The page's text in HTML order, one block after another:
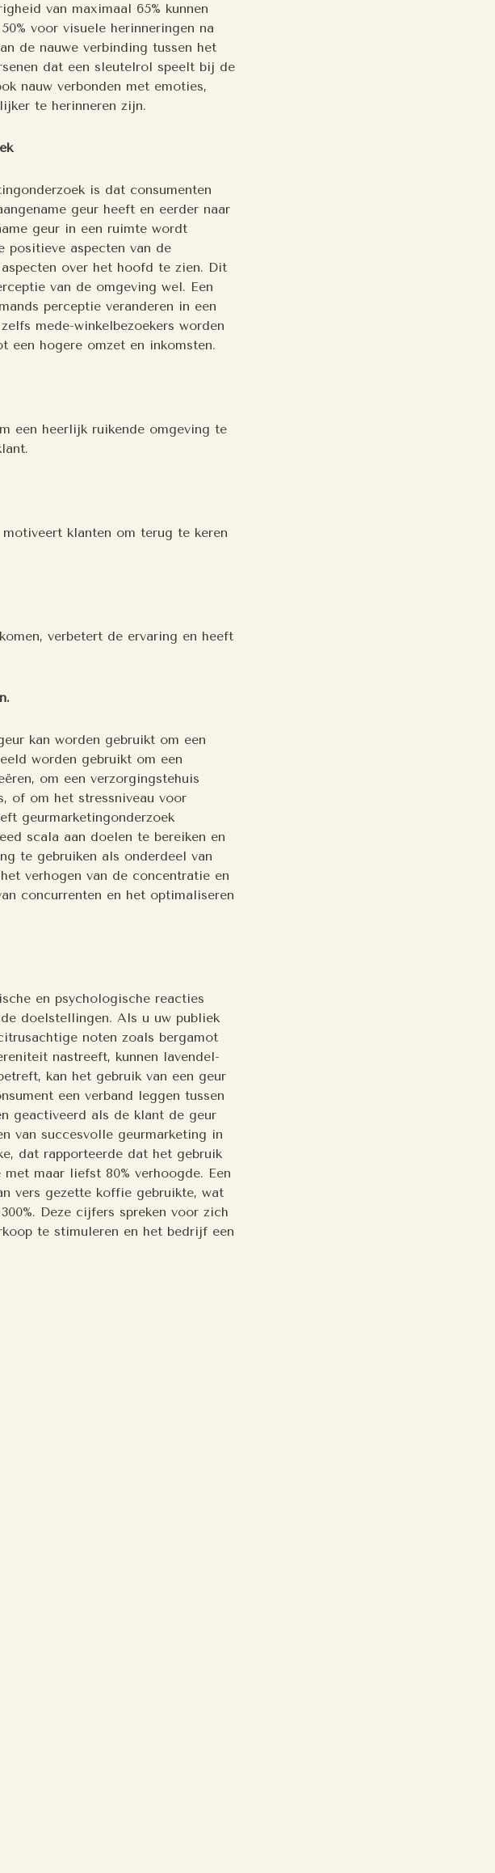
van maximaal 65% kunnen
voor visuele herinneringen na
de nauwe verbinding tussen het
dat een sleutelrol speelt bij de
nauw verbonden met emoties,
te herinneren zijn.
is dat consumenten
geur heeft en eerder naar
geur in een ruimte wordt
positieve aspecten van de
over het hoofd te zien. Dit
van de omgeving wel. Een
perceptie veranderen in een
mede-winkelbezoekers worden
een hogere omzet en inkomsten.
een heerlijk ruikende omgeving te
klanten om terug te keren
verbetert de ervaring en heeft
kan worden gebruikt om een
worden gebruikt om een
om een verzorgingstehuis
of om het stressniveau voor
geurmarketingonderzoek
scala aan doelen te bereiken en
te gebruiken als onderdeel van
verhogen van de concentratie en
concurrenten en het optimaliseren
en psychologische reacties
doelstellingen. Als u uw publiek
noten zoals bergamot
nastreeft, kunnen lavendel-
kan het gebruik van een geur
een verband leggen tussen
geactiveerd als de klant de geur
van succesvolle geurmarketing in
dat rapporteerde dat het gebruik
maar liefst 80% verhoogde. Een
vers gezette koffie gebruikte, wat
Deze cijfers spreken voor zich
te stimuleren en het bedrijf een